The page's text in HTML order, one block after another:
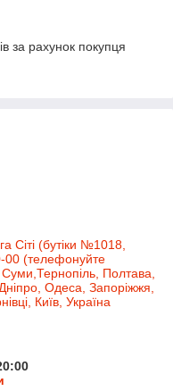
за рахунок покупця
Сіті (бутіки №1018,
(телефонуйте
Суми,Тернопіль, Полтава,
Одеса, Запоріжжя,
Київ, Україна